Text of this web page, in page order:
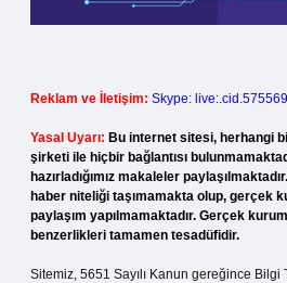
Reklam ve İletişim: Skype:
Yasal Uyarı: Bu internet sitesi, herhangi
şirketi ile hiçbir bağlantısı
hazırladığımız makaleler
haber niteliği taşımamakta olup, gerçek
paylaşım yapılmamaktadır. Gerçek
benzerlikleri tamamen tesadüfidir.
Sitemiz, 5651 Sayılı Kanun gereğince